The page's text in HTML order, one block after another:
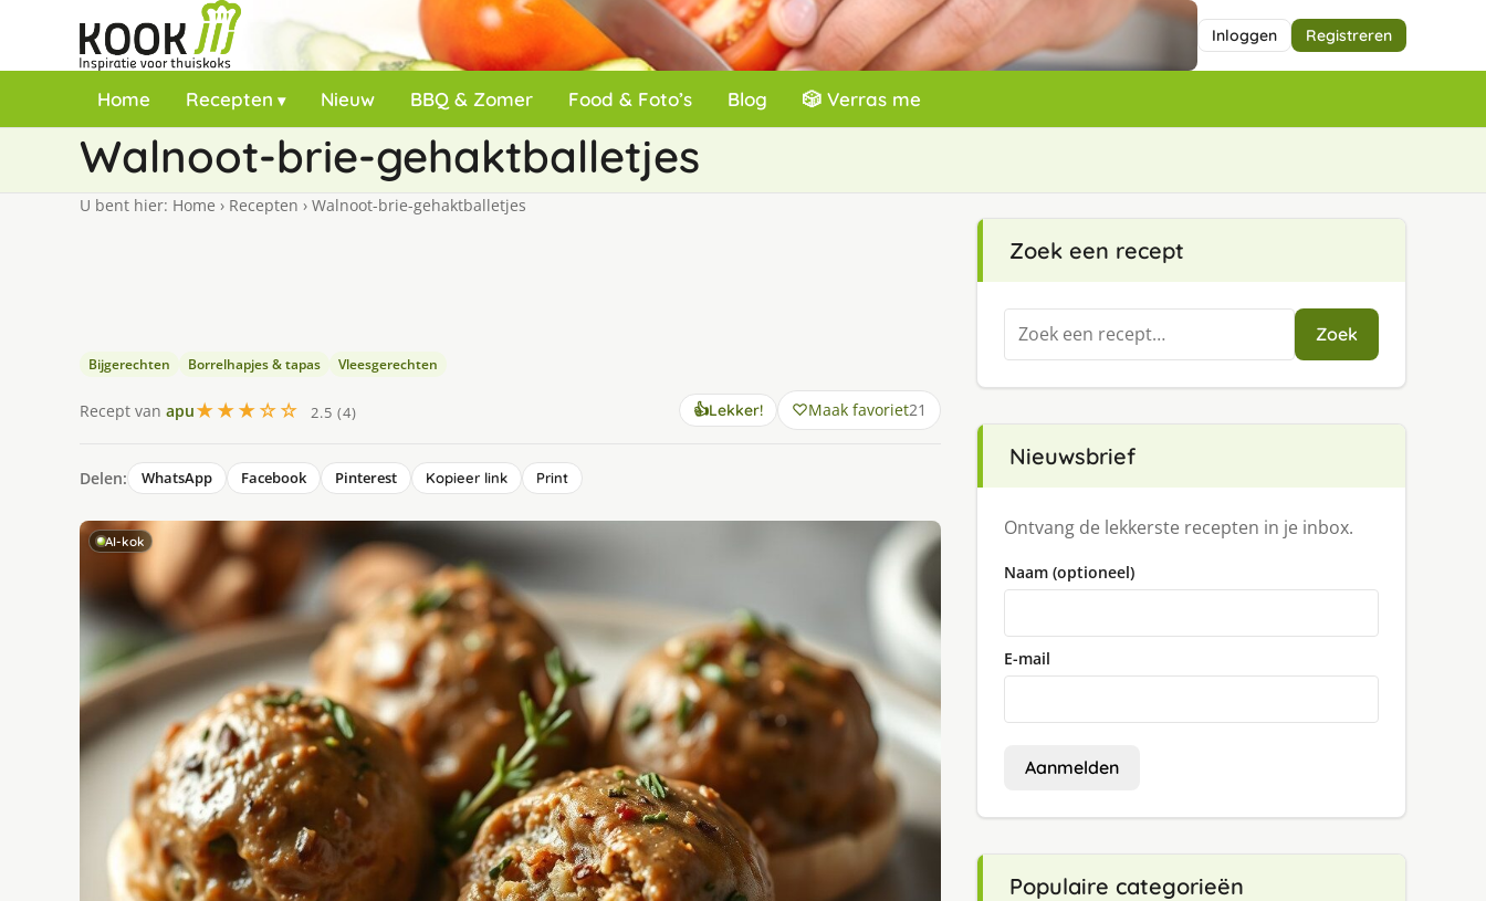
Inloggen Registreren
Home Recepten Nieuw BBQ & Zomer Food & Foto’s Blog 🎲 Verras me
Walnoot-brie-gehaktballetjes
U bent hier: Home › Recepten › Walnoot-brie-gehaktballetjes
Bijgerechten Borrelhapjes & tapas Vleesgerechten
Recept van apu★★★☆☆ 2.5 (4) 👍Lekker! Maak favoriet21
Delen: WhatsApp Facebook Pinterest Kopieer link Print
AI-kok
Zoek een recept
Zoeken
naar:
Zoek
Nieuwsbrief
Ontvang de lekkerste recepten in je inbox.
Naam (optioneel)
E-mail
Aanmelden
Populaire categorieën